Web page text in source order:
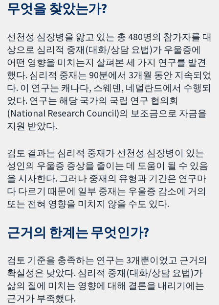
무엇을 찾았는가?
선천성 심장병을 앓고 있는 총 480명의 참가자를 대
상으로 심리적 중재(대화/상담 요법)가 우울증에
어떤 영향을 미치는지 살펴본 세 가지 연구를 발견
했다. 심리적 중재는 90분에서 3개월 동안 지속되었
다. 이 연구는 캐나다, 스웨덴, 네덜란드에서 수행되
었다. 연구는 해당 국가의 국립 연구 협의회
(National Research Council)의 보조금으로 자금을
지원 받았다.
검토 결과는 심리적 중재가 선천성 심장병이 있는
성인의 우울증 증상을 줄이는 데 도움이 될 수 있음
을 시사한다. 그러나 중재의 유형과 기간은 연구마
다 다르기 때문에 일부 중재는 우울증 감소에 거의
또는 전혀 영향을 미치지 않을 수도 있다.
근거의 한계는 무엇인가?
검토 기준을 충족하는 연구는 3개뿐이었고 근거의
확실성은 낮았다. 심리적 중재(대화/상담 요법)가
삶의 질에 미치는 영향에 대해 결론을 내리기에는
근거가 부족했다.